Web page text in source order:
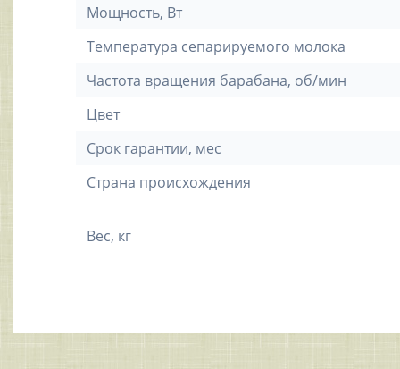
Мощность, Вт
Температура сепарируемого молока
Частота вращения барабана, об/мин
Цвет
Срок гарантии, мес
Страна происхождения
Вес, кг